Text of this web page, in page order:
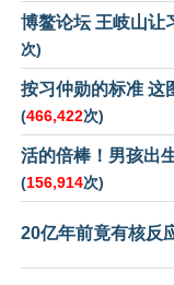
博鳌论坛 王岐山让
次)
按习仲勋的标准 这
(466,422次)
活的倍棒！男孩出
(156,914次)
20亿年前竟有核反